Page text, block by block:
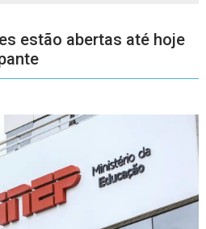
estão abertas até hoje